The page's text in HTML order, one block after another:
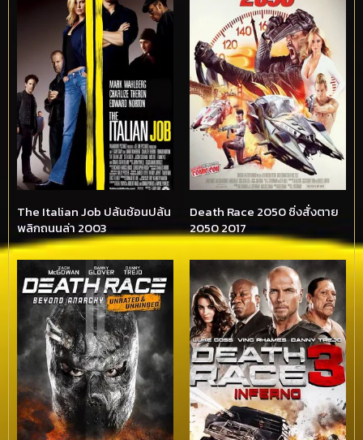
The Italian Job ปล้นซ้อนปล้น
พลิกถนนล่า 2003
Death Race 2050 ซิ่งสั่งตาย
2050 2017